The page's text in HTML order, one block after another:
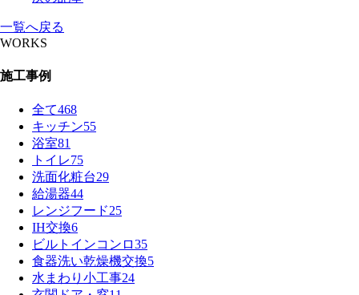
一覧へ戻る
WORKS
施工事例
全て468
キッチン55
浴室81
トイレ75
洗面化粧台29
給湯器44
レンジフード25
IH交換6
ビルトインコンロ35
食器洗い乾燥機交換5
水まわり小工事24